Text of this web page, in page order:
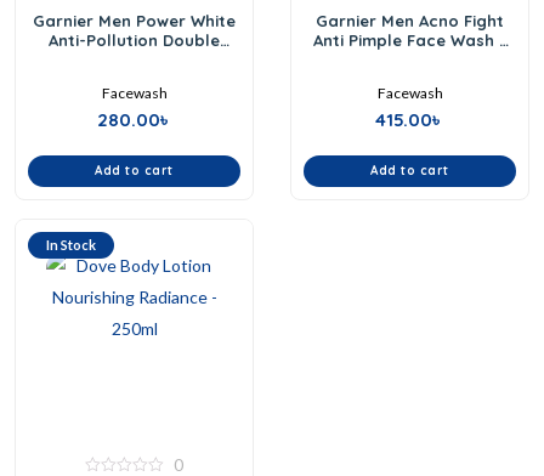
out
of
Garnier Men Power White
Anti-Pollution Double
Facewash
280.00৳
Add to cart
out
of
Garnier Men Acno Fight
Anti Pimple Face Wash –
Facewash
415.00৳
Add to cart
In Stock
0